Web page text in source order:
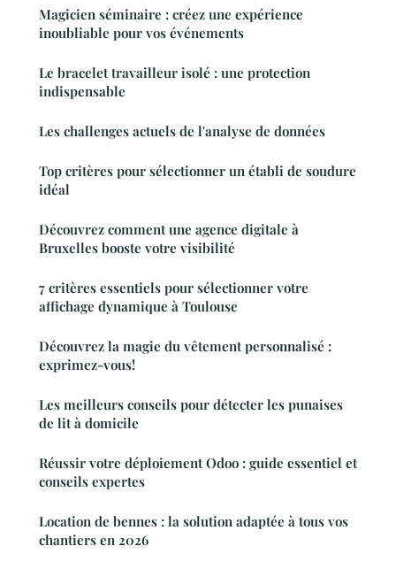
Magicien séminaire : créez une expérience
inoubliable pour vos événements
Le bracelet travailleur isolé : une protection
indispensable
Les challenges actuels de l'analyse de données
Top critères pour sélectionner un établi de soudure
idéal
Découvrez comment une agence digitale à
Bruxelles booste votre visibilité
7 critères essentiels pour sélectionner votre
affichage dynamique à Toulouse
Découvrez la magie du vêtement personnalisé :
exprimez-vous!
Les meilleurs conseils pour détecter les punaises
de lit à domicile
Réussir votre déploiement Odoo : guide essentiel et
conseils expertes
Location de bennes : la solution adaptée à tous vos
chantiers en 2026